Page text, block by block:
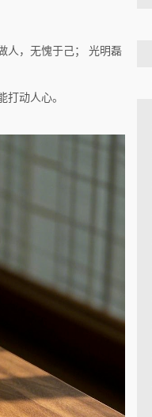
人，无愧于己； 光明磊
打动人心。